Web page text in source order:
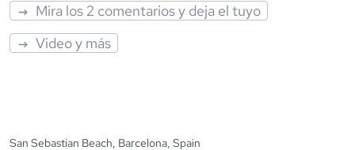
Mira los 2 comentarios y deja el tuyo
Video y más
San Sebastian Beach, Barcelona, Spain